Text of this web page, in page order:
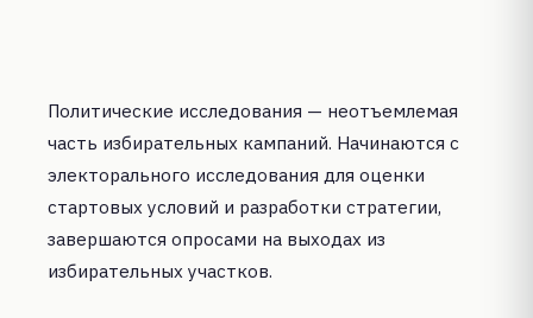
Политические исследования — неотъемлемая
часть избирательных кампаний. Начинаются с
электорального исследования для оценки
стартовых условий и разработки стратегии,
завершаются опросами на выходах из
избирательных участков.